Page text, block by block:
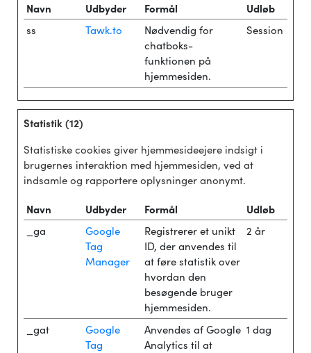
Navn
Udbyder Formål
Udløb
ss
Tawk.to
Nødvendig for
chatboks-
funktionen på
hjemmesiden.
Session
Statistik (12)
Statistiske cookies giver hjemmesideejere indsigt i
brugernes interaktion med hjemmesiden, ved at
indsamle og rapportere oplysninger anonymt.
Navn
Udbyder Formål
Udløb
_ga
Google
Tag
Manager
Registrerer et unikt
ID, der anvendes til
at føre statistik over
hvordan den
besøgende bruger
hjemmesiden.
2 år
_gat
Google
Tag
Anvendes af Google
Analytics til at
1 dag